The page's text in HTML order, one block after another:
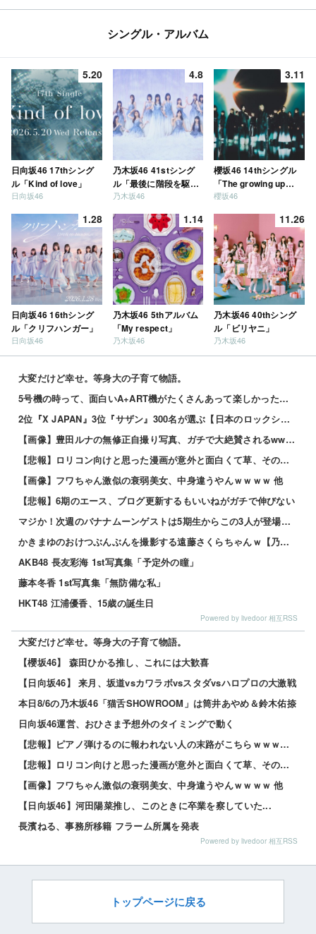
シングル・アルバム
5.20
日向坂46 17thシング
ル「Kind of love」
日向坂46
4.8
乃木坂46 41stシング
ル「最後に階段を駆け
上がったのはいつ
乃木坂46
3.11
櫻坂46 14thシングル
「The growing up
train」
櫻坂46
1.28
日向坂46 16thシング
ル「クリフハンガー」
日向坂46
1.14
乃木坂46 5thアルバム
「My respect」
乃木坂46
11.26
乃木坂46 40thシング
ル「ビリヤニ」
乃木坂46
大変だけど幸せ。等身大の子育て物語。
5号機の時って、面白いA+ART機がたくさんあって楽しかったよなｗｗｗ
2位『X JAPAN』3位『サザン』300名が選ぶ【日本のロックシーンを代表するバンド】1位に
【画像】豊田ルナの無修正自撮り写真、ガチで大絶賛されるwww 他
【悲報】ロリコン向けと思った漫画が意外と面白くて草、その理由がこれｗｗｗｗ 他
【画像】フワちゃん激似の衰弱美女、中身違うやんｗｗｗｗ 他
【悲報】6期のエース、ブログ更新するもいいねがガチで伸びない
マジか！次週のバナナムーンゲストは5期生からこの3人が登場！！！【乃木坂46】
かきまゆのおけつぶんぶんを撮影する遠藤さくらちゃんｗ【乃木坂46】
AKB48 長友彩海 1st写真集「予定外の瞳」
藤本冬香 1st写真集「無防備な私」
HKT48 江浦優香、15歳の誕生日
Powered by livedoor 相互RSS
大変だけど幸せ。等身大の子育て物語。
【櫻坂46】 森田ひかる推し、これには大歓喜
【日向坂46】 来月、坂道vsカワラボvsスタダvsハロプロの大激戦
本日8/6の乃木坂46「猫舌SHOWROOM」は筒井あやめ＆鈴木佑捺
日向坂46運営、おひさま予想外のタイミングで動く
【悲報】ピアノ弾けるのに報われない人の末路がこちらｗｗｗｗｗ 他
【悲報】ロリコン向けと思った漫画が意外と面白くて草、その理由がこれｗｗｗｗ 他
【画像】フワちゃん激似の衰弱美女、中身違うやんｗｗｗｗ 他
【日向坂46】河田陽菜推し、このときに卒業を察していた...
長濱ねる、事務所移籍 フラーム所属を発表
Powered by livedoor 相互RSS
トップページに戻る